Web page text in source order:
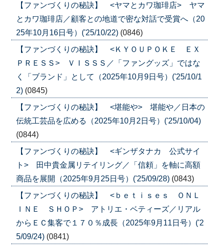
【ファンづくりの秘訣】 <ヤマとカワ珈琲店> ヤマ
とカワ珈琲店／顧客との地道で密な対話で受賞へ（20
25年10月16日号）('25/10/22) (0846)
【ファンづくりの秘訣】 <ＫＹＯＵＰＯＫＥ ＥＸ
ＰＲＥＳＳ> ＶＩＳＳＳ／「ファングッズ」ではな
く「ブランド」として（2025年10月9日号）('25/10/1
2) (0845)
【ファンづくりの秘訣】 <堪能や> 堪能や／日本の
伝統工芸品を広める（2025年10月2日号）('25/10/04)
(0844)
【ファンづくりの秘訣】 <ギンザタナカ 公式サイ
ト> 田中貴金属リテイリング／「信頼」を軸に高額
商品を展開（2025年9月25日号）('25/09/28) (0843)
【ファンづくりの秘訣】 <ｂｅｔｉｓｅｓ ＯＮＬ
ＩＮＥ ＳＨＯＰ> アトリエ・ベティーズ／リアル
からＥＣ集客で１７０％成長（2025年9月11日号）('2
5/09/24) (0841)